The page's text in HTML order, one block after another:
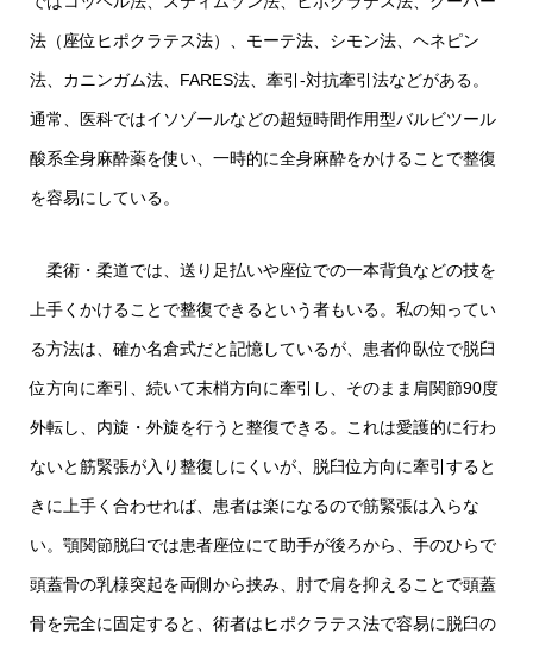
法（座位ヒポクラテス法）、モーテ法、シモン法、ヘネピン
法、カニンガム法、FARES法、牽引-対抗牽引法などがある。
通常、医科ではイソゾールなどの超短時間作用型バルビツール
酸系全身麻酔薬を使い、一時的に全身麻酔をかけることで整復
を容易にしている。
柔術・柔道では、送り足払いや座位での一本背負などの技を
上手くかけることで整復できるという者もいる。私の知ってい
る方法は、確か名倉式だと記憶しているが、患者仰臥位で脱臼
位方向に牽引、続いて末梢方向に牽引し、そのまま肩関節90度
外転し、内旋・外旋を行うと整復できる。これは愛護的に行わ
ないと筋緊張が入り整復しにくいが、脱臼位方向に牽引すると
きに上手く合わせれば、患者は楽になるので筋緊張は入らな
い。顎関節脱臼では患者座位にて助手が後ろから、手のひらで
頭蓋骨の乳様突起を両側から挟み、肘で肩を抑えることで頭蓋
骨を完全に固定すると、術者はヒポクラテス法で容易に脱臼の